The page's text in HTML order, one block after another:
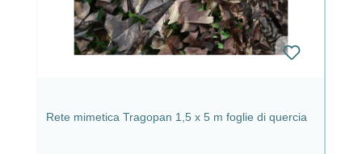
Rete mimetica Tragopan 1,5 x 5 m foglie di quercia